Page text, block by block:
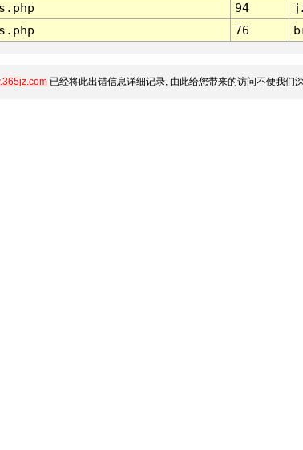
94
76
已经将此出错信息详细记录, 由此给您带来的访问不便我们